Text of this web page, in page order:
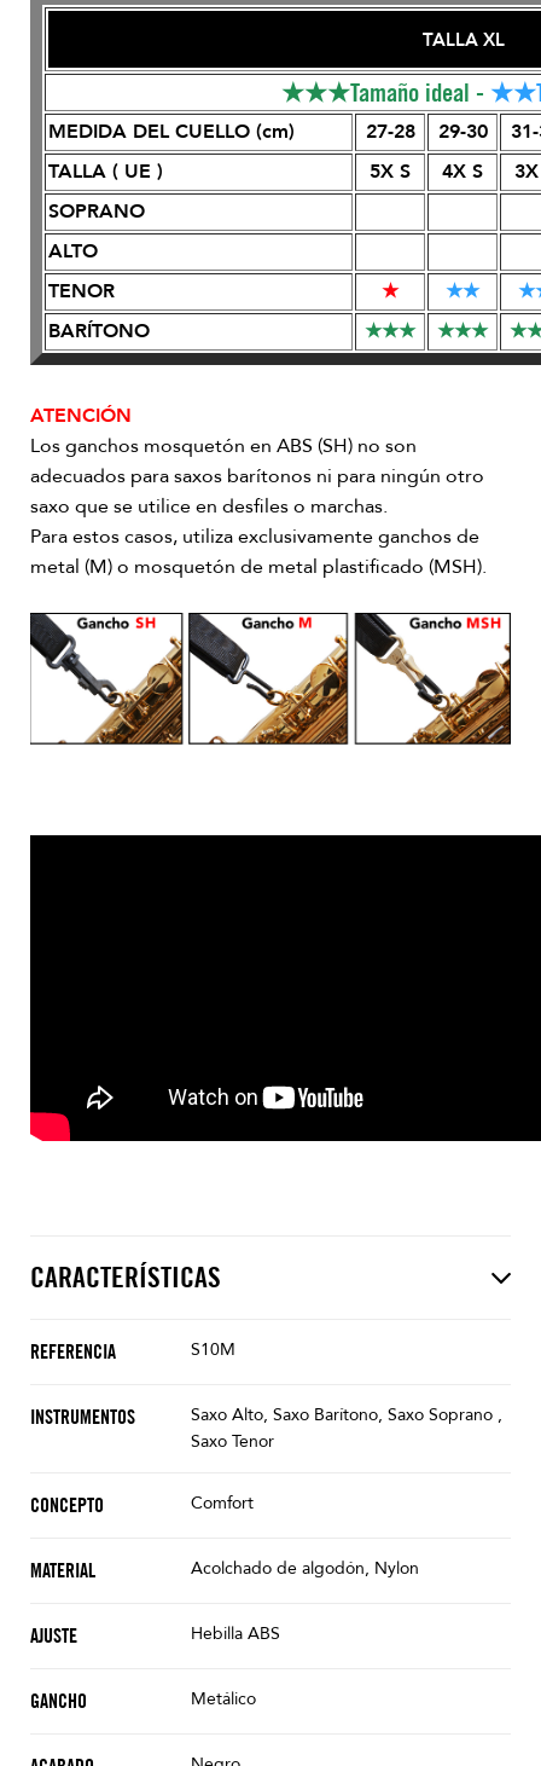
TALLA XL
★★★Tamaño ideal -
MEDIDA DEL CUELLO (cm) 27-28 29-30
TALLA ( UE )
5X S 4X S
SOPRANO
ALTO
TENOR
★ ★★ ★
BARÍTONO
★★★ ★★★ ★
ATENCIÓN
Los ganchos mosquetón en ABS (SH) no son
adecuados para saxos barítonos ni para ningún otro
saxo que se utilice en desfiles o marchas.
Para estos casos, utiliza exclusivamente ganchos de
metal (M) o mosquetón de metal plastificado (MSH).
CARACTERÍSTICAS
REFERENCIA S10M
INSTRUMENTOS
Saxo Alto, Saxo Barítono, Saxo Soprano ,
Saxo Tenor
CONCEPTO Comfort
MATERIAL Acolchado de algodón, Nylon
AJUSTE Hebilla ABS
GANCHO Metálico